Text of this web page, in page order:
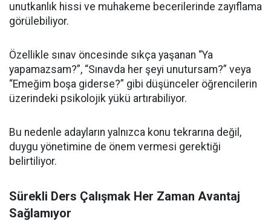
unutkanlık hissi ve muhakeme becerilerinde zayıflama
görülebiliyor.
Özellikle sınav öncesinde sıkça yaşanan “Ya
yapamazsam?”, “Sınavda her şeyi unutursam?” veya
“Emeğim boşa giderse?” gibi düşünceler öğrencilerin
üzerindeki psikolojik yükü artırabiliyor.
Bu nedenle adayların yalnızca konu tekrarına değil,
duygu yönetimine de önem vermesi gerektiği
belirtiliyor.
Sürekli Ders Çalışmak Her Zaman Avantaj
Sağlamıyor